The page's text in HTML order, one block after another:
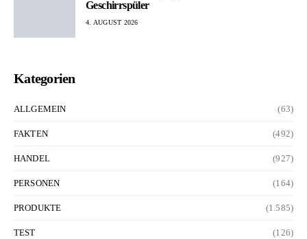
Geschirrspüler
4. AUGUST 2026
Kategorien
ALLGEMEIN (63)
FAKTEN (492)
HANDEL (927)
PERSONEN (164)
PRODUKTE (1.585)
TEST (126)